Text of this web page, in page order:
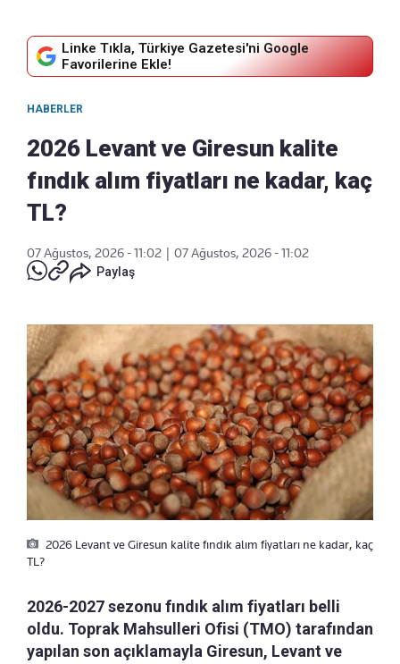
Linke Tıkla, Türkiye Gazetesi'ni Google
Favorilerine Ekle!
HABERLER
2026 Levant ve Giresun kalite
fındık alım fiyatları ne kadar, kaç
TL?
07 Ağustos, 2026 - 11:02
07 Ağustos, 2026 - 11:02
Paylaş
2026 Levant ve Giresun kalite fındık alım fiyatları ne kadar, kaç
TL?
2026-2027 sezonu fındık alım fiyatları belli
oldu. Toprak Mahsulleri Ofisi (TMO) tarafından
yapılan son açıklamayla Giresun, Levant ve